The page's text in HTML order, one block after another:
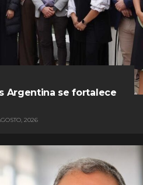
Argentina se fortalece
2026